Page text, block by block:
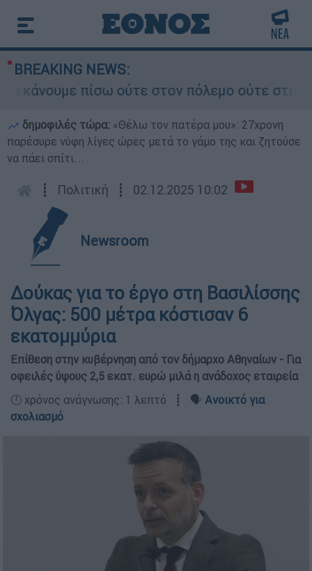
BREAKING NEWS:
πίσω ούτε στον πόλεμο ούτε στις
δημοφιλές τώρα: «Θέλω τον πατέρα μου»: 27χρονη
παρέσυρε νύφη λίγες ώρες μετά το γάμο της και ζητούσε
να πάει σπίτι...
┋ Πολιτική ┋ 02.12.2025 10:02
Newsroom
Δούκας για το έργο στη Βασιλίσσης
Όλγας: 500 μέτρα κόστισαν 6
εκατομμύρια
Επίθεση στην κυβέρνηση από τον δήμαρχο Αθηναίων - Για
οφειλές ύψους 2,5 εκατ. ευρώ μιλά η ανάδοχος εταιρεία
🕛 χρόνος ανάγνωσης: 1 λεπτό ┋ 🗣️ Ανοικτό για
σχολιασμό